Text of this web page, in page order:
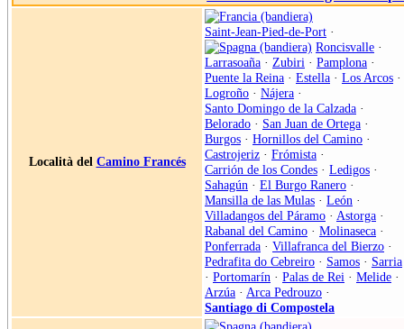
Località del Camino Francés
Saint-Jean-Pied-de-Port ·
Roncisvalle ·
Larrasoaña · Zubiri · Pamplona ·
Puente la Reina · Estella · Los Arcos ·
Logroño · Nájera ·
Santo Domingo de la Calzada ·
Belorado · San Juan de Ortega ·
Burgos · Hornillos del Camino ·
Castrojeriz · Frómista ·
Carrión de los Condes · Ledigos ·
Sahagún · El Burgo Ranero ·
Mansilla de las Mulas · León ·
Villadangos del Páramo · Astorga ·
Rabanal del Camino · Molinaseca ·
Ponferrada · Villafranca del Bierzo ·
Pedrafita do Cebreiro · Samos · Sarria
· Portomarín · Palas de Rei · Melide ·
Arzúa · Arca Pedrouzo ·
Santiago di Compostela